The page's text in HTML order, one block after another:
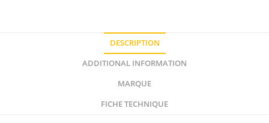
DESCRIPTION
ADDITIONAL INFORMATION
MARQUE
FICHE TECHNIQUE